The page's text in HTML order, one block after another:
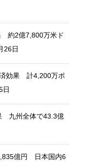
約2億7,800万米ド
26日
効果 計4,200万ポ
日
九州全体で43.3億
億円 日本国内6